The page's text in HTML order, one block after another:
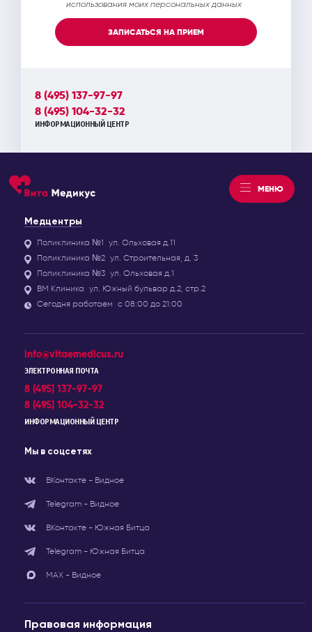
использования моих персональных данных
ЗАПИСАТЬСЯ НА ПРИЕМ
8 (495) 137-97-97
8 (495) 104-32-32
ИНФОРМАЦИОННЫЙ ЦЕНТР
МЕНЮ
Медцентры
Поликлиника №1 ул. Ольховая д.11
Поликлиника №2 ул. Строительная, д. 3
Поликлиника №3 ул. Ольховая д.1
ВМ Клиника ул. Южный бульвар д.2, стр.2
Сегодня работаем с 08:00 до 21:00
info@vitaemedicus.ru
ЭЛЕКТРОННАЯ ПОЧТА
8 (495) 137-97-97
8 (495) 104-32-32
ИНФОРМАЦИОННЫЙ ЦЕНТР
Мы в соцсетях
ВКонтакте - Видное
Telegram - Видное
ВКонтакте - Южная Битца
Telegram - Южная Битца
МАХ - Видное
Правовая информация